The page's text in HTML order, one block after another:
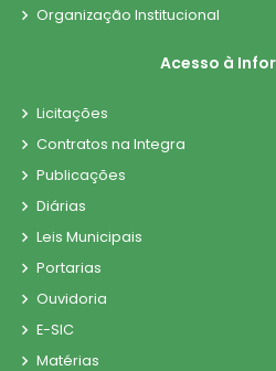
Organização Institucional
Acesso à
Licitações
Contratos na Integra
Publicações
Diárias
Leis Municipais
Portarias
Ouvidoria
E-SIC
Matérias